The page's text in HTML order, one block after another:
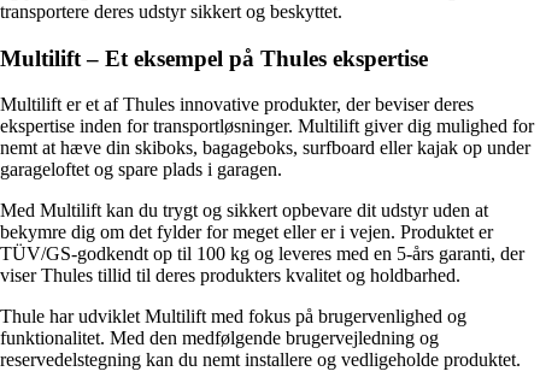
transportere deres udstyr sikkert og beskyttet.
Multilift – Et eksempel på Thules ekspertise
Multilift er et af Thules innovative produkter, der beviser deres
ekspertise inden for transportløsninger. Multilift giver dig mulighed for
nemt at hæve din skiboks, bagageboks, surfboard eller kajak op under
garageloftet og spare plads i garagen.
Med Multilift kan du trygt og sikkert opbevare dit udstyr uden at
bekymre dig om det fylder for meget eller er i vejen. Produktet er
TÜV/GS-godkendt op til 100 kg og leveres med en 5-års garanti, der
viser Thules tillid til deres produkters kvalitet og holdbarhed.
Thule har udviklet Multilift med fokus på brugervenlighed og
funktionalitet. Med den medfølgende brugervejledning og
reservedelstegning kan du nemt installere og vedligeholde produktet.